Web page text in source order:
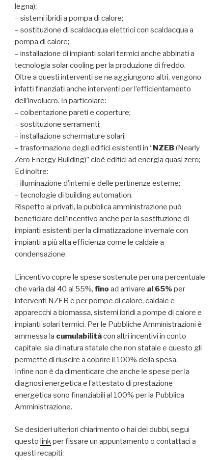
legna);
– sistemi ibridi a pompa di calore;
– sostituzione di scaldacqua elettrici con scaldacqua a
pompa di calore;
– installazione di impianti solari termici anche abbinati a
tecnologia solar cooling per la produzione di freddo.
Oltre a questi interventi se ne aggiungono altri, vengono
infatti finanziati anche interventi per l’efficientamento
dell’involucro. In particolare:
– coibentazione pareti e coperture;
– sostituzione serramenti;
– installazione schermature solari;
– trasformazione degli edifici esistenti in “NZEB (Nearly
Zero Energy Building)” cioè edifici ad energia quasi zero;
Ed inoltre:
– illuminazione d’interni e delle pertinenze esterne;
– tecnologie di building automation.
Rispetto ai privati, la pubblica amministrazione può
beneficiare dell’incentivo anche per la sostituzione di
impianti esistenti per la climatizzazione invernale con
impianti a più alta efficienza come le caldaie a
condensazione.
L’incentivo copre le spese sostenute per una percentuale
che varia dal 40 al 55%, fino ad arrivare al 65% per
interventi NZEB e per pompe di calore, caldaie e
apparecchi a biomassa, sistemi ibridi a pompe di calore e
impianti solari termici. Per le Pubbliche Amministrazioni è
ammessa la cumulabilitàcon altri incentivi in conto
capitale, sia di natura statale che non statale e questo gli
permette di riuscire a coprire il 100% della spesa.
Infine non è da dimenticare che anche le spese per la
diagnosi energetica e l’attestato di prestazione
energetica sono finanziabili al 100% per la Pubblica
Amministrazione.
Se desideri ulteriori chiarimento o hai dei dubbi, segui
questo linkper fissare un appuntamento o contattaci a
questi recapiti: